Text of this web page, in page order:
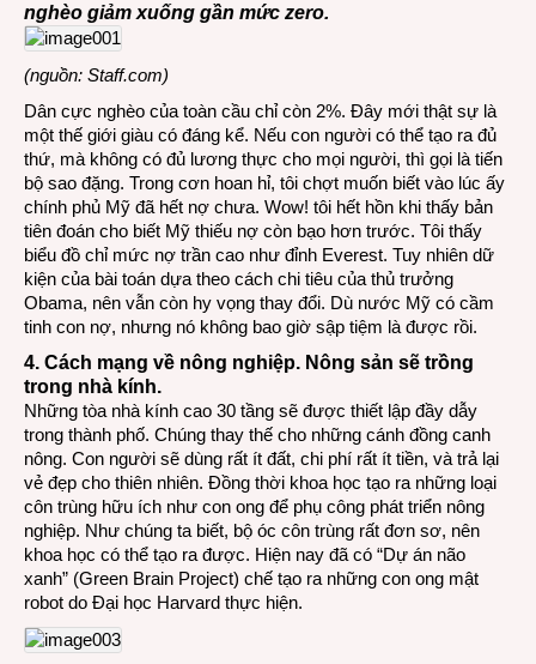
nghèo giảm xuống gần mức zero.
(nguồn: Staff.com)
Dân cực nghèo của toàn cầu chỉ còn 2%. Đây mới thật sự là
một thế giới giàu có đáng kể. Nếu con người có thể tạo ra đủ
thứ, mà không có đủ lương thực cho mọi người, thì gọi là tiến
bộ sao đặng. Trong cơn hoan hỉ, tôi chợt muốn biết vào lúc ấy
chính phủ Mỹ đã hết nợ chưa. Wow! tôi hết hồn khi thấy bản
tiên đoán cho biết Mỹ thiếu nợ còn bạo hơn trước. Tôi thấy
biểu đồ chỉ mức nợ trần cao như đỉnh Everest. Tuy nhiên dữ
kiện của bài toán dựa theo cách chi tiêu của thủ trưởng
Obama, nên vẫn còn hy vọng thay đổi. Dù nước Mỹ có cầm
tinh con nợ, nhưng nó không bao giờ sập tiệm là được rồi.
4. Cách mạng về nông nghiệp. Nông sản sẽ trồng
trong nhà kính.
Những tòa nhà kính cao 30 tầng sẽ được thiết lập đầy dẫy
trong thành phố. Chúng thay thế cho những cánh đồng canh
nông. Con người sẽ dùng rất ít đất, chi phí rất ít tiền, và trả lại
vẻ đẹp cho thiên nhiên. Đồng thời khoa học tạo ra những loại
côn trùng hữu ích như con ong để phụ công phát triển nông
nghiệp. Như chúng ta biết, bộ óc côn trùng rất đơn sơ, nên
khoa học có thể tạo ra được. Hiện nay đã có “Dự án não
xanh” (Green Brain Project) chế tạo ra những con ong mật
robot do Đại học Harvard thực hiện.